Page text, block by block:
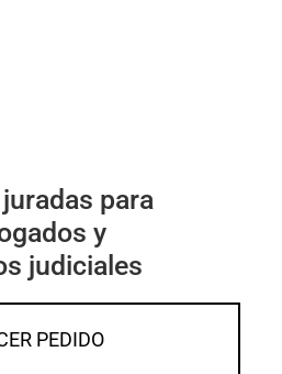
para
y
judiciales
PEDIDO